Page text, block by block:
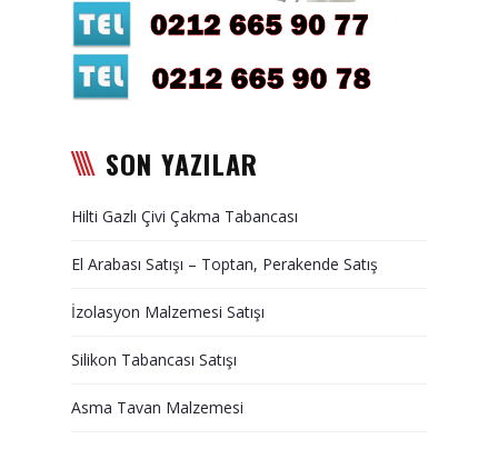
Duvar Paneli, Söve, Dekoratif
Kaplama
BİZE ULAŞIN
SON YAZILAR
Hilti Gazlı Çivi Çakma Tabancası
El Arabası Satışı – Toptan, Perakende Satış
İzolasyon Malzemesi Satışı
Silikon Tabancası Satışı
Asma Tavan Malzemesi